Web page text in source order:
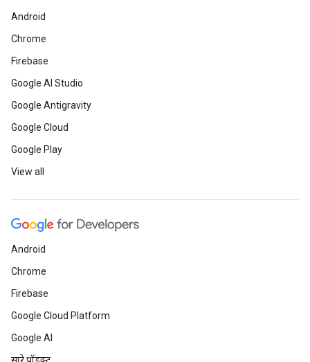
Android
Chrome
Firebase
Google AI Studio
Google Antigravity
Google Cloud
Google Play
View all
Android
Chrome
Firebase
Google Cloud Platform
Google AI